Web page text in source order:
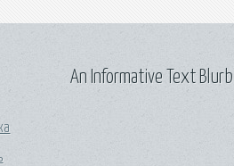
An Informative Text Blurb